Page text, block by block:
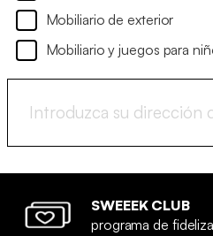
Mobiliario de exterior
Mobiliario y juegos para
SWEEEK CLUB
programa de